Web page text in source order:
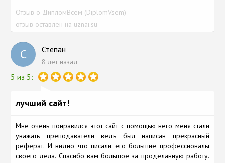
Отзыв о ДипломВсем (DiplomVsem)
отзыв оставлен на uznai.su
С Степан
8 лет назад
5 из 5:
лучший сайт!
Мне очень понравился этот сайт с помощью него меня стали
уважать преподаватели ведь был написан прекрасный
реферат. И видно что писали его большие профессионалы
своего дела. Спасибо вам большое за проделанную работу.